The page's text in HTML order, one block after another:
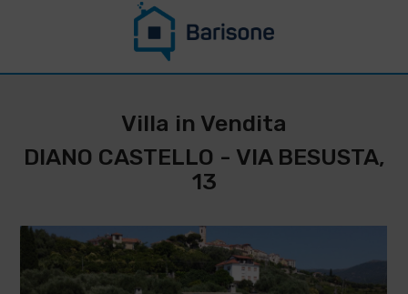
RESTARE
AGGIORNATO SU
QUESTO
IMMOBILE
Cognome
Villa in Vendita
DIANO CASTELLO - VIA BESUSTA,
13